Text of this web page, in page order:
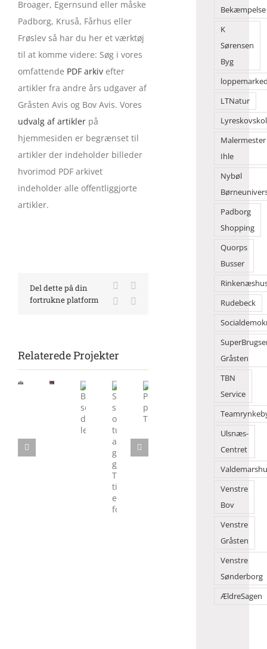
Broager, Egernsund eller måske
Padborg, Kruså, Fårhus eller
Frøslev så har du her et værktøj
til at komme videre: Søg i vores
omfattende PDF arkiv efter
artikler fra andre års udgaver af
Gråsten Avis og Bov Avis. Vores
udvalg af artiklerpå
hjemmesiden er begrænset til
artikler der indeholder billeder
hvorimod PDF arkivet
indeholder alle offentliggjorte
artikler.
Del dette på din
fortrukne platform
Facebook
LinkedIn
Relaterede Projekter
Torvet
danseshow
Børn
solgte
Sol,
sommer
og
tusindvis
af
gæster
gjorde
Torvedagene
til
Politik
Torvedagene
Bekæmpelse
K
Sørensen
Byg
LTNatur
Malermester
Ihle
Nybøl
Padborg
Shopping
Quorps
Busser
Rudebeck
Gråsten
TBN
Service
Ulsnæs-
Centret
Venstre
Bov
Venstre
Gråsten
Venstre
Sønderborg
ÆldreSagen